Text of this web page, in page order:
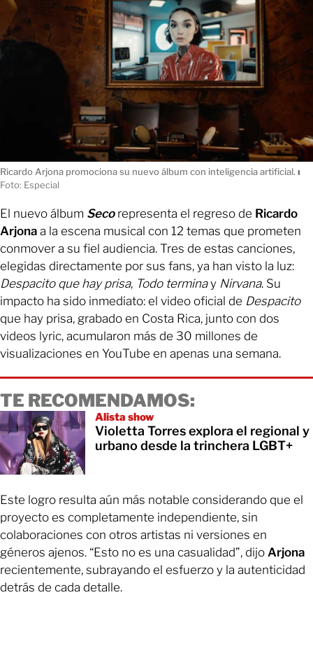
Ricardo Arjona promociona su nuevo álbum con inteligencia artificial. ı
Foto: Especial
El nuevo álbum Seco representa el regreso de Ricardo
Arjona a la escena musical con 12 temas que prometen
conmover a su fiel audiencia. Tres de estas canciones,
elegidas directamente por sus fans, ya han visto la luz:
Despacito que hay prisa, Todo terminay Nirvana. Su
impacto ha sido inmediato: el video oficial de Despacito
que hay prisa, grabado en Costa Rica, junto con dos
videos lyric, acumularon más de 30 millones de
visualizaciones en YouTube en apenas una semana.
TE RECOMENDAMOS:
Alista show
Violetta Torres explora el regional y
urbano desde la trinchera LGBT+
Este logro resulta aún más notable considerando que el
proyecto es completamente independiente, sin
colaboraciones con otros artistas ni versiones en
géneros ajenos. “Esto no es una casualidad”, dijo Arjona
recientemente, subrayando el esfuerzo y la autenticidad
detrás de cada detalle.